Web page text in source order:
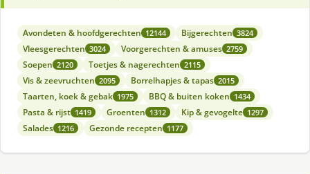
Avondeten & hoofdgerechten 12144 Bijgerechten 3824
Vleesgerechten 3024 Voorgerechten & amuses 2759
Soepen 2120 Toetjes & nagerechten 2115
Vis & zeevruchten 2095 Borrelhapjes & tapas 2015
Taarten, koek & gebak 1975 BBQ & buiten koken 1434
Pasta & rijst 1419 Groenten 1312 Kip & gevogelte 1297
Salades 1216 Gezonde recepten 1177